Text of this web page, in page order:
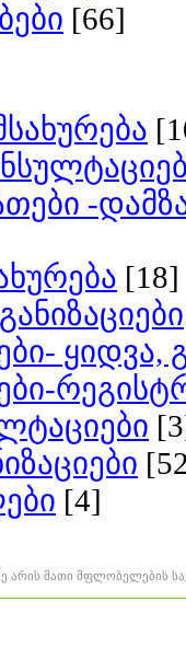
[66]
-
[18]
ყიდვა,
[4]
არის მათი მფლობელების